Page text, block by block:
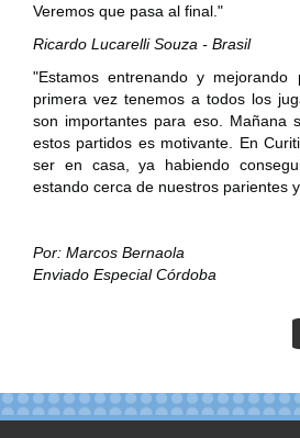
Veremos que pasa al final."
Ricardo Lucarelli Souza - Brasil
"Estamos entrenando y
primera vez tenemos a todos los
son importantes para eso. Mañana
estos partidos es motivante. En
ser en casa, ya habiendo
estando cerca de nuestros parientes
Por: Marcos Bernaola
Enviado Especial Córdoba